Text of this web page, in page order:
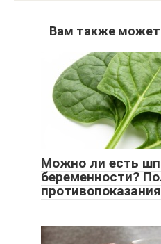
Вам также может
Можно ли есть
беременности?